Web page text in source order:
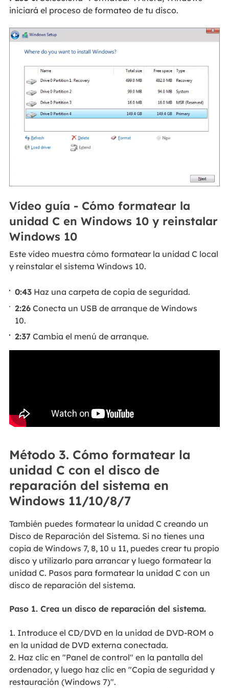
iniciará el proceso de formateo de tu disco.
Vídeo guía - Cómo formatear la
unidad C en Windows 10 y reinstalar
Windows 10
Este vídeo muestra cómo formatear la unidad C local
y reinstalar el sistema Windows 10.
0:43 Haz una carpeta de copia de seguridad.
2:26 Conecta un USB de arranque de Windows
10.
2:37 Cambia el menú de arranque.
Método 3. Cómo formatear la
unidad C con el disco de
reparación del sistema en
Windows 11/10/8/7
También puedes formatear la unidad C creando un
Disco de Reparación del Sistema. Si no tienes una
copia de Windows 7, 8, 10 u 11, puedes crear tu propio
disco y utilizarlo para arrancar y luego formatear la
unidad C. Pasos para formatear la unidad C con un
disco de reparación del sistema.
Paso 1. Crea un disco de reparación del sistema.
1. Introduce el CD/DVD en la unidad de DVD-ROM o
en la unidad de DVD externa conectada.
2. Haz clic en "Panel de control" en la pantalla del
ordenador, y luego haz clic en "Copia de seguridad y
restauración (Windows 7)".